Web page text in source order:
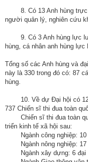
8. Có 13 Anh hùng
người quản lý, nghiên cứu
9. Có 3 Anh hùng lực
hùng, cá nhân anh hùng
Tổng số các Anh hùng và
này là 330 trong đó có: 87
hùng.
10. Về dự Đại hội có
737 Chiến sĩ thi đua toàn
Chiến sĩ thi đua toàn
triển kinh tế xã hội sau:
Ngành công nghiệp:
Ngành nông nghiệp:
Ngành xây dựng: 6 đại